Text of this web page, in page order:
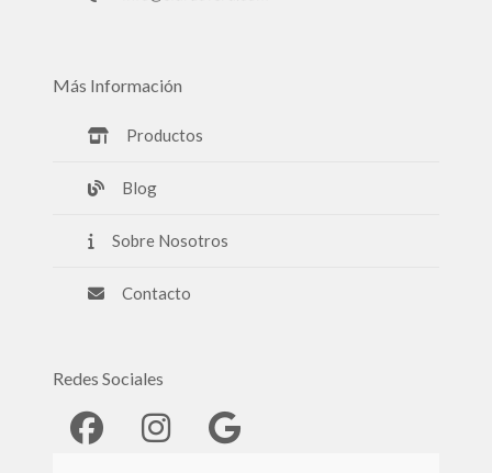
Más Información
Productos
Blog
Sobre Nosotros
Contacto
Redes Sociales